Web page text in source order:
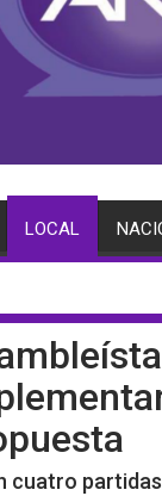
LOCAL
cuatro